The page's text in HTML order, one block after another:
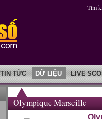
Tìm
TIN TỨC DỮ LIỆU LIVE
Olympique Marseille